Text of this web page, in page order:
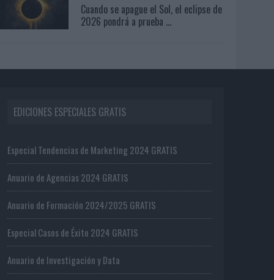
Cuando se apague el Sol, el eclipse de
2026 pondrá a prueba ...
EDICIONES ESPECIALES GRATIS
Especial Tendencias de Marketing 2024 GRATIS
Anuario de Agencias 2024 GRATIS
Anuario de Formación 2024/2025 GRATIS
Especial Casos de Éxito 2024 GRATIS
Anuario de Investigación y Data